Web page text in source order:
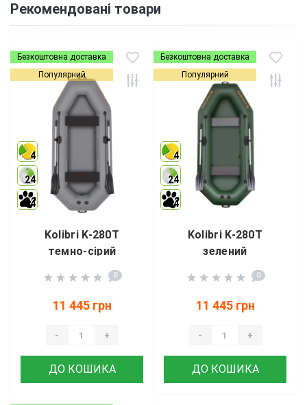
Рекомендовані товари
Безкоштовна доставка
Популярний
4
24
4
Kolibri K-280T
темно-сірий
0
11 445 грн
- +
ДО КОШИКА
Безкоштовна доставка
Популярний
4
24
4
Kolibri K-280T
зелений
0
11 445 грн
- +
ДО КОШИКА